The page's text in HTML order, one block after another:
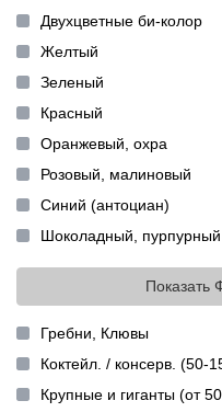
Двухцветные би-колор
Желтый
Зеленый
Красный
Оранжевый, охра
Розовый, малиновый
Синий (антоциан)
Шоколадный, пурпурный
Показать
Гребни, Клювы
Коктейл. / консерв. (50-
Крупные и гиганты (от